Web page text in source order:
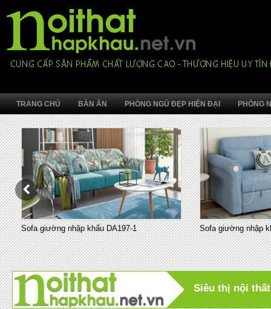
TRANG CHỦ BÀN ĂN PHÒNG NGỦ ĐẸP HIỆN ĐẠI PHÒNG
Sofa giường nhập khẩu DA197-1 Sofa giường nhập
Siêu thị nội